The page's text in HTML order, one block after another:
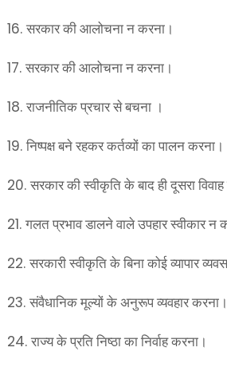
16. सरकार की आलोचना न करना।
17. सरकार की आलोचना न करना।
18. राजनीतिक प्रचार से बचना ।
19. निष्पक्ष बने रहकर कर्तव्यों का पालन करना।
20. सरकार की स्वीकृति के बाद ही दूसरा
21. गलत प्रभाव डालने वाले उपहार स्वीकार न
22. सरकारी स्वीकृति के बिना कोई व्यापार
23. संवैधानिक मूल्यों के अनुरूप व्यवहार करना।
24. राज्य के प्रति निष्ठा का निर्वाह करना।